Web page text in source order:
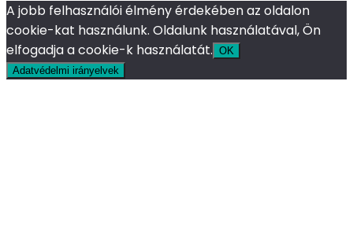
A jobb felhasználói élmény érdekében az oldalon
cookie-kat használunk. Oldalunk használatával, Ön
elfogadja a cookie-k használatát. OK
Adatvédelmi irányelvek